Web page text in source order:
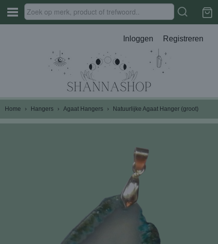
Inloggen Registreren
Home › Hangers › Agaat Hangers › Natuurlijke Agaat Hanger (groot)